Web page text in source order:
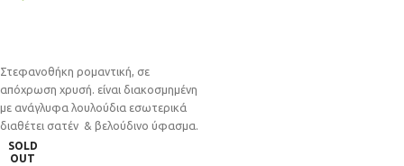
Στεφανοθήκη ρομαντική, σε
απόχρωση χρυσή. είναι διακοσμημένη
με ανάγλυφα λουλούδια εσωτερικά
διαθέτει σατέν & βελούδινο ύφασμα.
Η στεφανοθήκη είναι επιτραπέζια
SOLD
OUT